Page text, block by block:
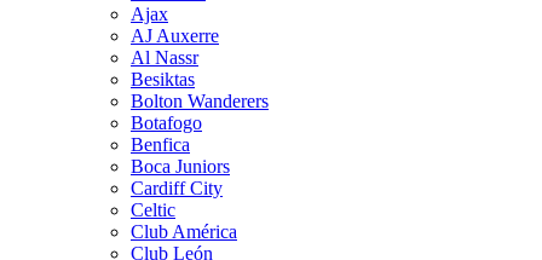
Ajax
AJ Auxerre
Al Nassr
Besiktas
Bolton Wanderers
Botafogo
Benfica
Boca Juniors
Cardiff City
Celtic
Club América
Club León